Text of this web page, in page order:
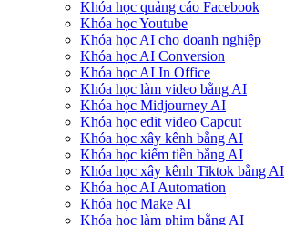
Khóa học quảng cáo Facebook
Khóa học Youtube
Khóa học AI cho doanh nghiệp
Khóa học AI Conversion
Khóa học AI In Office
Khóa học làm video bằng AI
Khóa học Midjourney AI
Khóa học edit video Capcut
Khóa học xây kênh bằng AI
Khóa học kiếm tiền bằng AI
Khóa học xây kênh Tiktok bằng AI
Khóa học AI Automation
Khóa học Make AI
Khóa học làm phim bằng AI